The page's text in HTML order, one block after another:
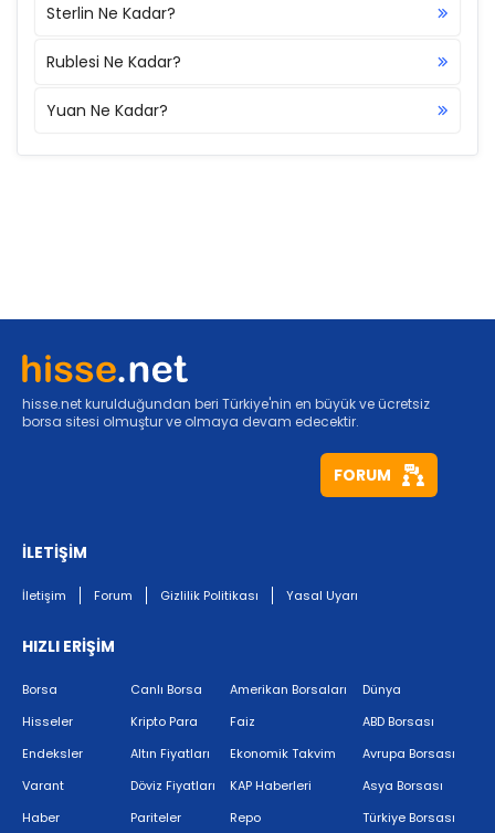
Sterlin Ne Kadar?
Rublesi Ne Kadar?
Yuan Ne Kadar?
hisse.net kurulduğundan beri Türkiye'nin en büyük ve ücretsiz
borsa sitesi olmuştur ve olmaya devam edecektir.
FORUM
İLETİŞİM
İletişim Forum Gizlilik Politikası Yasal Uyarı
HIZLI ERİŞİM
Borsa
Hisseler
Endeksler
Varant
Haber
Canlı Borsa
Kripto Para
Altın Fiyatları
Döviz Fiyatları
Pariteler
Amerikan Borsaları
Faiz
Ekonomik Takvim
KAP Haberleri
Repo
Dünya
ABD Borsası
Avrupa Borsası
Asya Borsası
Türkiye Borsası